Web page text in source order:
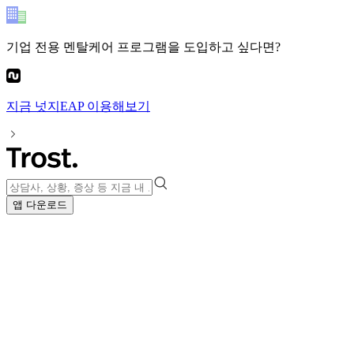
기업 전용 멘탈케어 프로그램을 도입하고 싶다면?
지금 넛지EAP이용해보기
앱 다운로드